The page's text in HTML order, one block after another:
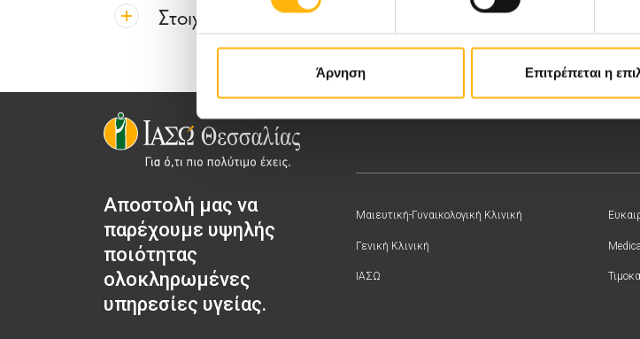
Άρνηση Επιτρέπεται η
Στοιχεία Επικοινωνίας
Αποστολή μας να
παρέχουμε υψηλής
ποιότητας
ολοκληρωμένες
υπηρεσίες υγείας.
Μαιευτική-Γυναικολογική Κλινική
Γενική Κλινική
ΙΑΣΩ